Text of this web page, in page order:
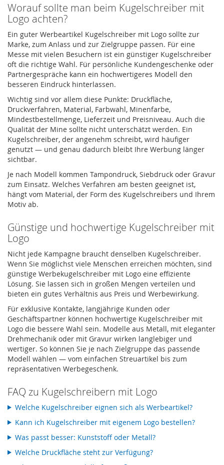
Worauf sollte man beim Kugelschreiber mit
Logo achten?
Ein guter Werbeartikel Kugelschreiber mit Logo sollte zur
Marke, zum Anlass und zur Zielgruppe passen. Für eine
Messe mit vielen Besuchern ist ein günstiger Kugelschreiber
oft die richtige Wahl. Für persönliche Kundengeschenke oder
Partnergespräche kann ein hochwertigeres Modell den
besseren Eindruck hinterlassen.
Wichtig sind vor allem diese Punkte: Druckfläche,
Druckverfahren, Material, Farbwahl, Minenfarbe,
Mindestbestellmenge, Lieferzeit und Preisniveau. Auch die
Qualität der Mine sollte nicht unterschätzt werden. Ein
Kugelschreiber, der angenehm schreibt, wird häufiger
genutzt — und genau dadurch bleibt Ihre Werbung länger
sichtbar.
Je nach Modell kommen Tampondruck, Siebdruck oder Gravur
zum Einsatz. Welches Verfahren am besten geeignet ist,
hängt vom Material, der Form des Kugelschreibers und Ihrem
Motiv ab.
Günstige und hochwertige Kugelschreiber mit
Logo
Nicht jede Kampagne braucht denselben Kugelschreiber.
Wenn Sie möglichst viele Menschen erreichen möchten, sind
günstige Werbekugelschreiber mit Logo eine effiziente
Lösung. Sie lassen sich in großen Mengen verteilen und
bieten ein gutes Verhältnis aus Preis und Werbewirkung.
Für exklusive Kontakte, langjährige Kunden oder
Geschäftspartner können hochwertige Kugelschreiber mit
Logo die bessere Wahl sein. Modelle aus Metall, mit eleganter
Drehmechanik oder mit Gravur wirken langlebiger und
wertiger. So können Sie je nach Zielgruppe das passende
Modell wählen — vom einfachen Streuartikel bis zum
repräsentativen Werbegeschenk.
FAQ zu Kugelschreibern mit Logo
Welche Kugelschreiber eignen sich als Werbeartikel?
Kann ich Kugelschreiber mit eigenem Logo bestellen?
Was passt besser: Kunststoff oder Metall?
Welche Druckfläche steht zur Verfügung?